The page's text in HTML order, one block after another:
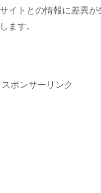
イトとの情報に差異
ます。
スポンサーリンク